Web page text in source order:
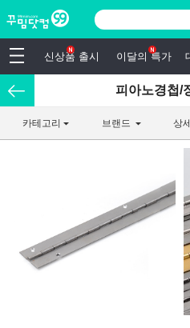
신상품 출시 이달의 특가
피아노경첩/
카테고리 브랜드 상